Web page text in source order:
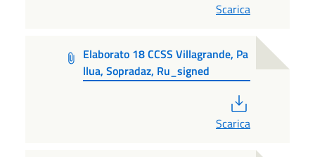
Scarica
Elaborato 18 CCSS Villagrande, Pa
llua, Sopradaz, Ru_signed
Scarica